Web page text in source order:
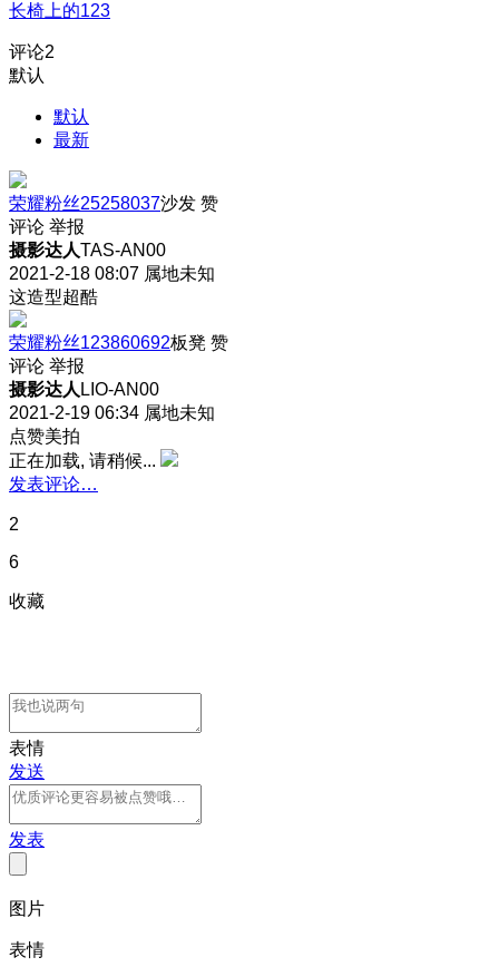
长椅上的123
评论2
默认
默认
最新
荣耀粉丝25258037沙发 赞
评论 举报
摄影达人TAS-AN00
2021-2-18 08:07 属地未知
这造型超酷
荣耀粉丝123860692板凳 赞
评论 举报
摄影达人 LIO-AN00
2021-2-19 06:34 属地未知
点赞美拍
正在加载, 请稍候...
发表评论…
2
6
收藏
表情
发送
发表
图片
表情